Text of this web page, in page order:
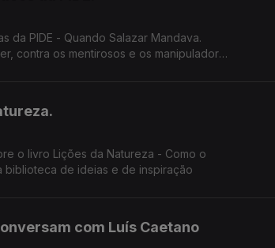
da PIDE - Quando Salazar Mandava.
contra os mentirosos e os manipuladores
o livro Lições da Natureza - Como o
biblioteca de ideias e de inspiração
com Luís Caetano